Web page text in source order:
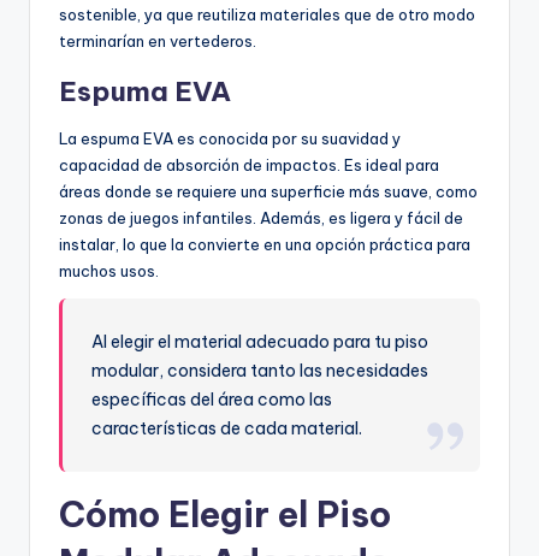
sostenible, ya que reutiliza materiales que de otro modo
terminarían en vertederos.
Espuma EVA
La espuma EVA es conocida por su suavidad y
capacidad de absorción de impactos. Es ideal para
áreas donde se requiere una superficie más suave, como
zonas de juegos infantiles. Además, es ligera y fácil de
instalar, lo que la convierte en una opción práctica para
muchos usos.
Al elegir el material adecuado para tu piso
modular, considera tanto las necesidades
específicas del área como las
características de cada material.
Cómo Elegir el Piso